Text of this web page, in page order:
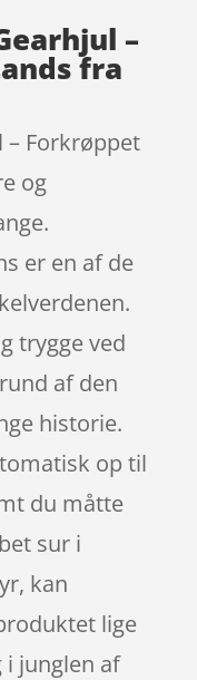
–
fra
– Forkrøppet
og
er en af de
trygge ved
af den
historie.
op til
du måtte
sur i
kan
lige
i junglen af